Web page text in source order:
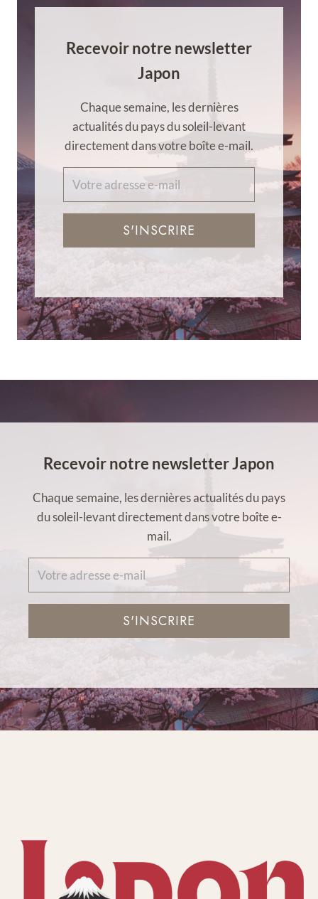
Recevoir notre newsletter
Japon
Chaque semaine, les dernières
actualités du pays du soleil-levant
directement dans votre boîte e-mail.
S'INSCRIRE
Recevoir notre newsletter Japon
Chaque semaine, les dernières actualités du pays
du soleil-levant directement dans votre boîte e-
mail.
S'INSCRIRE